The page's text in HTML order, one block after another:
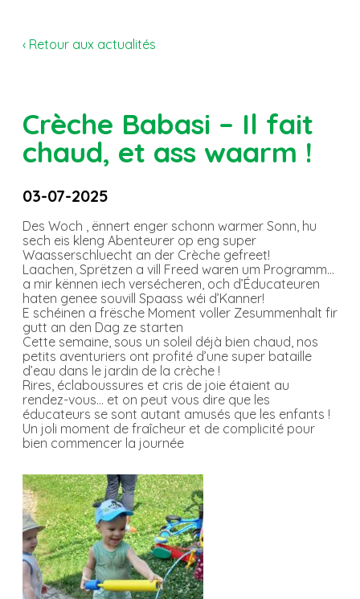
‹ Retour aux actualités
Crèche Babasi – Il fait
chaud, et ass waarm !
03-07-2025
Des Woch , ënnert enger schonn warmer Sonn, hu
sech eis kleng Abenteurer op eng super
Waasserschluecht an der Crèche gefreet!
Laachen, Sprëtzen a vill Freed waren um Programm…
a mir kënnen iech versécheren, och d’Éducateuren
haten genee souvill Spaass wéi d’Kanner!
E schéinen a frësche Moment voller Zesummenhalt fir
gutt an den Dag ze starten
Cette semaine, sous un soleil déjà bien chaud, nos
petits aventuriers ont profité d’une super bataille
d’eau dans le jardin de la crèche !
Rires, éclaboussures et cris de joie étaient au
rendez-vous… et on peut vous dire que les
éducateurs se sont autant amusés que les enfants !
Un joli moment de fraîcheur et de complicité pour
bien commencer la journée